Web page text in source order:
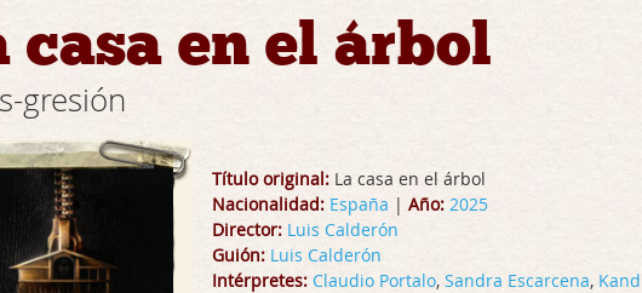
casa en el árbol
gresión
Título original: La casa en el árbol
Nacionalidad: España | Año: 2025
Director: Luis Calderón
Guión: Luis Calderón
Intérpretes: Claudio Portalo, Sandra Escarcena,